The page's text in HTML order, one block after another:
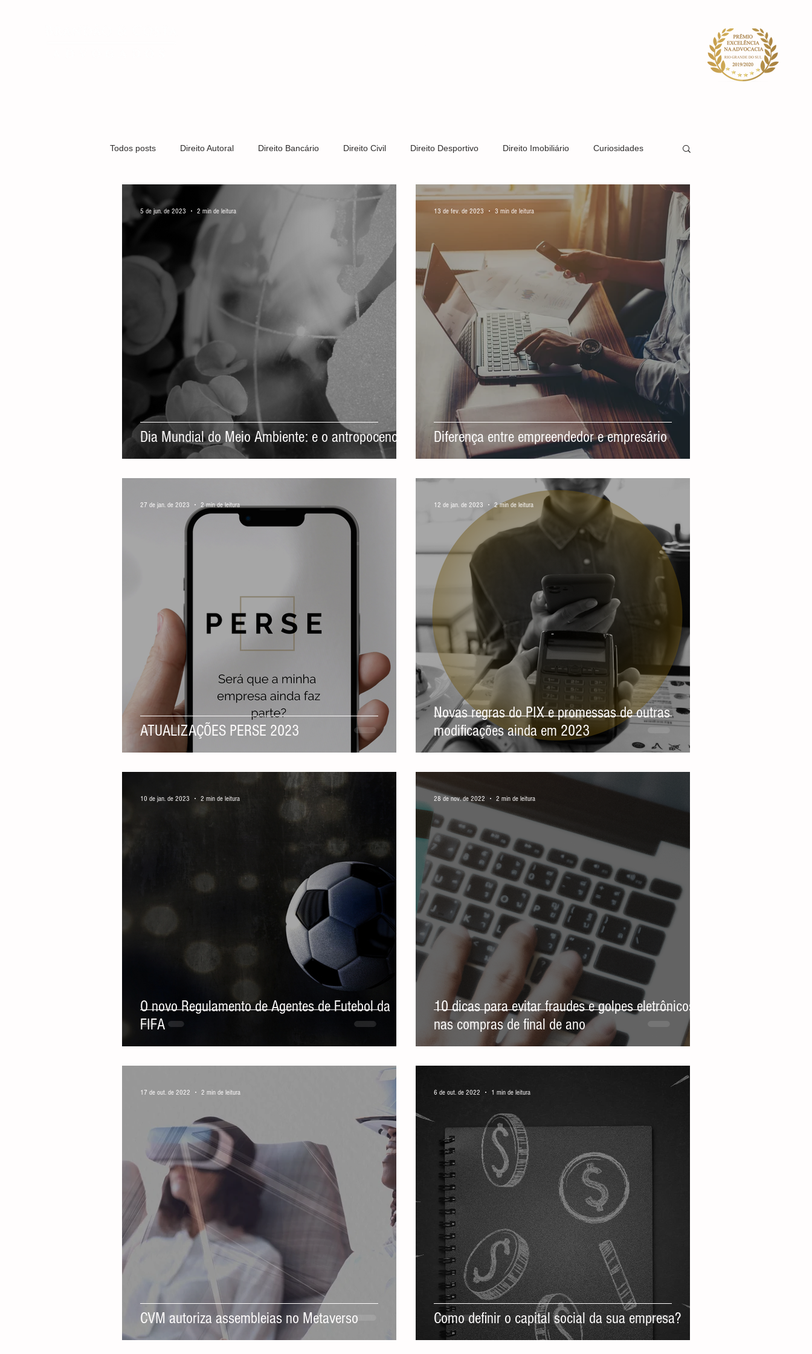
Todos posts Direito Autoral Direito Bancário Direito Civil Direito Desportivo Direito Imobiliário Curiosidades
Covid-19 Direito Médico Direito de Trânsito Direito Tributário Direito Societário
Direito Empresarial
Dia Mundial do Meio Ambiente: e o antropoceno
5 de jun. de 2023 2 min de leitura
Diferença entre empreendedor e empresário
13 de fev. de 2023 3 min de leitura
ATUALIZAÇÕES PERSE 2023
27 de jan. de 2023 2 min de leitura
Novas regras do PIX e promessas de outras
modificações ainda em 2023
12 de jan. de 2023 2 min de leitura
O novo Regulamento de Agentes de Futebol da
FIFA
10 de jan. de 2023 2 min de leitura
10 dicas para evitar fraudes e golpes eletrônicos
nas compras de final de ano
28 de nov. de 2022 2 min de leitura
CVM autoriza assembleias no Metaverso
17 de out. de 2022 2 min de leitura
Como definir o capital social da sua empresa?
6 de out. de 2022 1 min de leitura